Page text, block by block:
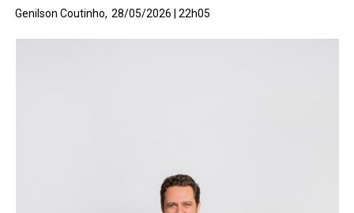
Genilson Coutinho, 28/05/2026 | 22h05